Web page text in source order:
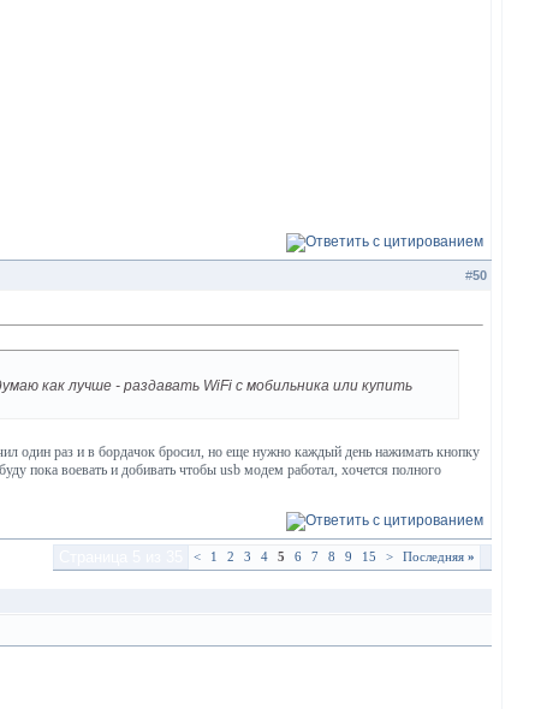
#50
как лучше - раздавать WiFi с мобильника или купить
один раз и в бордачок бросил, но еще нужно каждый день нажимать кнопку
пока воевать и добивать чтобы usb модем работал, хочется полного
< 1 2 3 4 5 6 7 8 9 15 > Последняя »